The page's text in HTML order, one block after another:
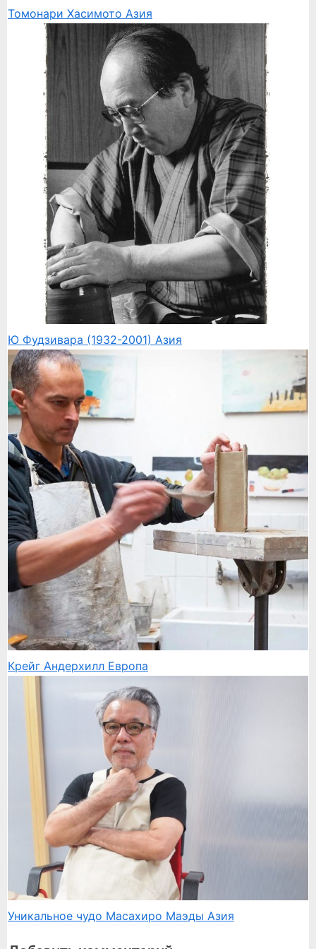
Томонари Хасимото Азия
Ю Фудзивара (1932-2001) Азия
Крейг Андерхилл Европа
Уникальное чудо Масахиро Маэды Азия